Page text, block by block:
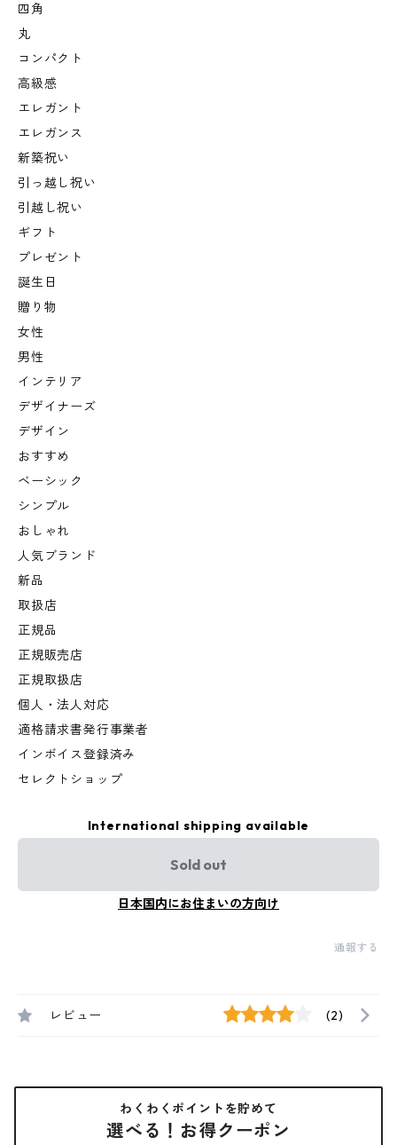
四角
丸
コンパクト
高級感
エレガント
エレガンス
新築祝い
引っ越し祝い
引越し祝い
ギフト
プレゼント
誕生日
贈り物
女性
男性
インテリア
デザイナーズ
デザイン
おすすめ
ベーシック
シンプル
おしゃれ
人気ブランド
新品
取扱店
正規品
正規販売店
正規取扱店
個人・法人対応
適格請求書発行事業者
インボイス登録済み
セレクトショップ
International shipping available
Sold out
日本国内にお住まいの方向け
通報する
レビュー (2)
わくわくポイントを貯めて
選べる！お得クーポン